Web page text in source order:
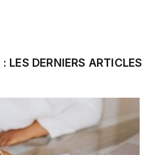
: LES DERNIERS ARTICLES